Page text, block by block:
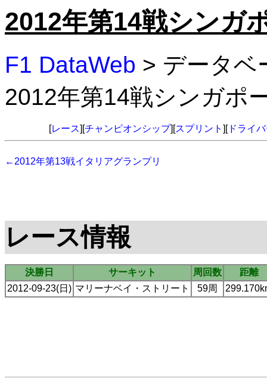
2012年第14戦シンガ
F1 DataWeb > データ
2012年第14戦シンガポ
[レース][チャンピオンシップ][スプリント ][ドライ
←2012年第13戦イタリアグランプリ
レース情報
決勝日 サーキット 周回数
距離
2012-09-23(日) マリーナベイ・ストリート 59周